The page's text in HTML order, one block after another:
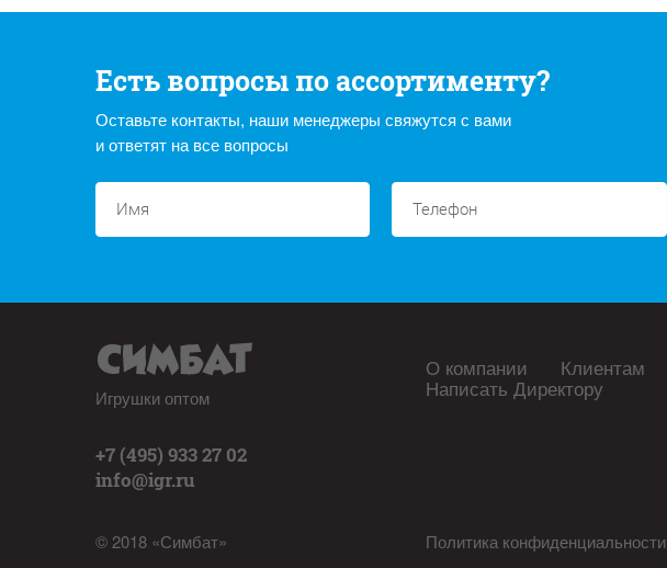
Есть вопросы по ассортименту?
Оставьте контакты, наши менеджеры свяжутся с вами
и ответят на все вопросы
Игрушки оптом
+7 (495) 933 27 02
info@igr.ru
© 2018 «Симбат»
О компании Клиентам
Написать Директору
Политика конфиденциальности